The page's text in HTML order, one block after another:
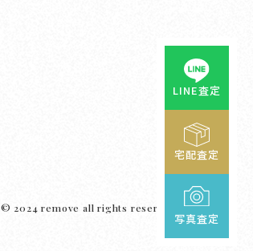
LINE査定
宅配査定
写真査定
© 2024 remove all rights reserved.